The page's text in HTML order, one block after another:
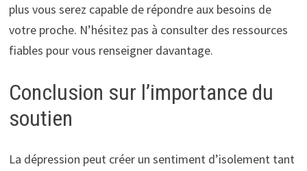
plus vous serez capable de répondre aux besoins de
votre proche. N’hésitez pas à consulter des ressources
fiables pour vous renseigner davantage.
Conclusion sur l’importance du
soutien
La dépression peut créer un sentiment d’isolement tant